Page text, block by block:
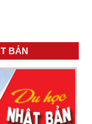
BẢN